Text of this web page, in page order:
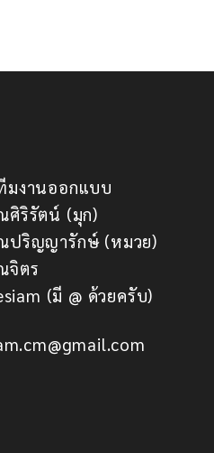
มงานออกแบบ
ศิริรัตน์ (มุก)
ปริญญารักษ์ (หมวย)
จิตร
(มี @ ด้วยครับ)